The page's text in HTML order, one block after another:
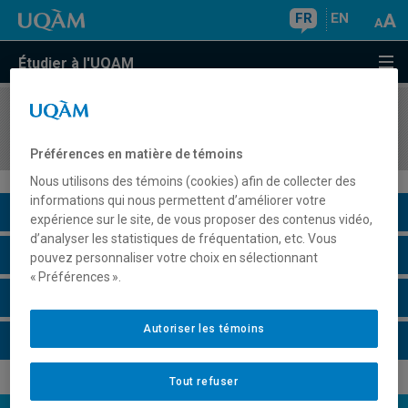
FR EN
Étudier à l'UQAM
COURS//
Description du cours
Horaire - Été 2026
Préférences en matière de témoins
Nous utilisons des témoins (cookies) afin de collecter des
informations qui nous permettent d’améliorer votre
expérience sur le site, de vous proposer des contenus vidéo,
d’analyser les statistiques de fréquentation, etc. Vous
pouvez personnaliser votre choix en sélectionnant
« Préférences ».
Tout refuser
Autoriser les témoins